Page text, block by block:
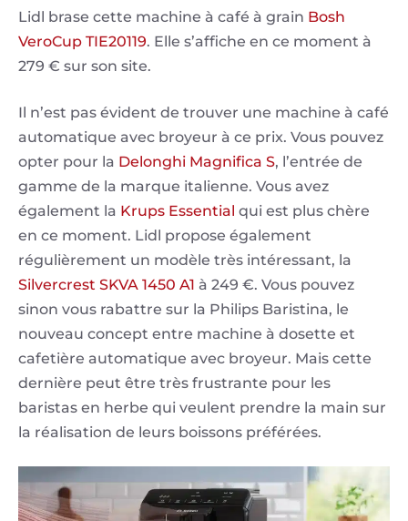
Lidl brase cette machine à café à grain Bosh
VeroCup TIE20119. Elle s’affiche en ce moment à
279 € sur son site.
Il n’est pas évident de trouver une machine à café
automatique avec broyeur à ce prix. Vous pouvez
opter pour la Delonghi Magnifica S, l’entrée de
gamme de la marque italienne. Vous avez
également la Krups Essential qui est plus chère
en ce moment. Lidl propose également
régulièrement un modèle très intéressant, la
Silvercrest SKVA 1450 A1 à 249 €. Vous pouvez
sinon vous rabattre sur la Philips Baristina, le
nouveau concept entre machine à dosette et
cafetière automatique avec broyeur. Mais cette
dernière peut être très frustrante pour les
baristas en herbe qui veulent prendre la main sur
la réalisation de leurs boissons préférées.